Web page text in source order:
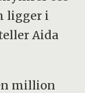
ligger i
Aida
million